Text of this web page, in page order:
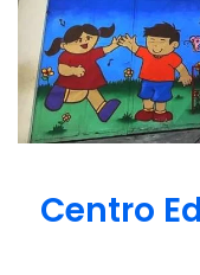
Centro